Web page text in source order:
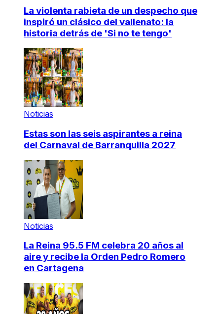
La violenta rabieta de un despecho que
inspiró un clásico del vallenato: la
historia detrás de 'Si no te tengo'
Noticias
Estas son las seis aspirantes a reina
del Carnaval de Barranquilla 2027
Noticias
La Reina 95.5 FM celebra 20 años al
aire y recibe la Orden Pedro Romero
en Cartagena